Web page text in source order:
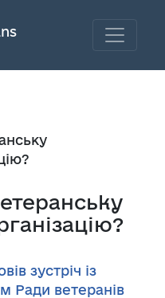
зустріч із
Ради ветеранів